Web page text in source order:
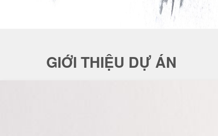
GIỚI THIỆU DỰ ÁN